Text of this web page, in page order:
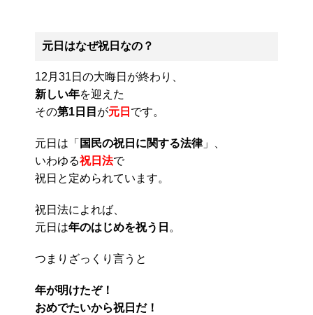
元日はなぜ祝日なの？
12月31日の大晦日が終わり、
新しい年を迎えた
その第1日目 が元日 です。
元日は「 国民の祝日に関する法律」、
いわゆる祝日法で
祝日と定められています。
祝日法によれば、
元日は年のはじめを祝う日 。
つまりざっくり言うと
年が明けたぞ！
おめでたいから祝日だ！